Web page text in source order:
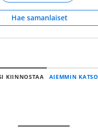
Hae samanlaiset
KIINNOSTAA AIEMMIN